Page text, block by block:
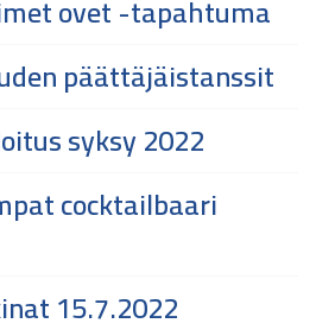
ovet -tapahtuma
päättäjäistanssit
syksy 2022
cocktailbaari
15.7.2022